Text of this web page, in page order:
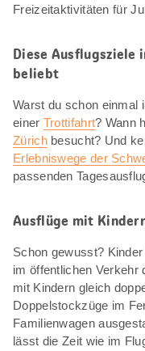
Freizeitaktivitäten für
Diese Ausflugsziele
beliebt
Warst du schon einmal
einer Trottifahrt? Wann
Zürichbesucht? Und
Erlebniswege der
passenden
Ausflüge mit
Schon gewusst?
im öffentlichen Verkehr
mit Kindern gleich
Doppelstockzüge im
Familienwagen
lässt die Zeit wie im